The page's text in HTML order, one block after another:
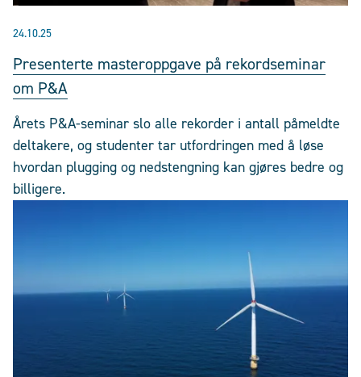
24.10.25
Presenterte masteroppgave på rekordseminar
om P&A
Årets P&A-seminar slo alle rekorder i antall påmeldte
deltakere, og studenter tar utfordringen med å løse
hvordan plugging og nedstengning kan gjøres bedre og
billigere.